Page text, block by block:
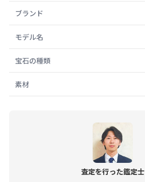
ブランド
モデル名
宝石の種類
素材
査定を行った鑑定士